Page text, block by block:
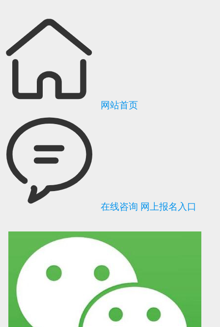
可信网站信用评 网络警察提醒你 诚信网站
网站首页
在线咨询 网上报名入口